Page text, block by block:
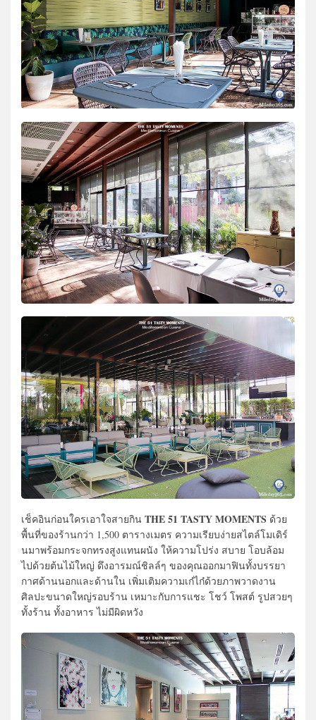
เช็คอินก่อนใครเอาใจสายกิน THE 51 TASTY MOMENTS ด้วย
พื้นที่ของร้านกว่า 1,500 ตารางเมตร ความเรียบง่ายสไตล์โมเดิร์
นมาพร้อมกระจกทรงสูงแทนผนัง ให้ความโปร่ง สบาย โอบล้อม
ไปด้วยต้นไม้ใหญ่ ดึงอารมณ์ชิลล์ๆ ของคุณออกมาฟินทั้งบรรยา
กาศด้านนอกและด้านใน เพิ่มเติมความเก๋ไก๋ด้วยภาพวาดงาน
ศิลปะขนาดใหญ่รอบร้าน เหมาะกับการแชะ โชว์ โพสต์ รูปสวยๆ
ทั้งร้าน ทั้งอาหาร ไม่มีผิดหวัง